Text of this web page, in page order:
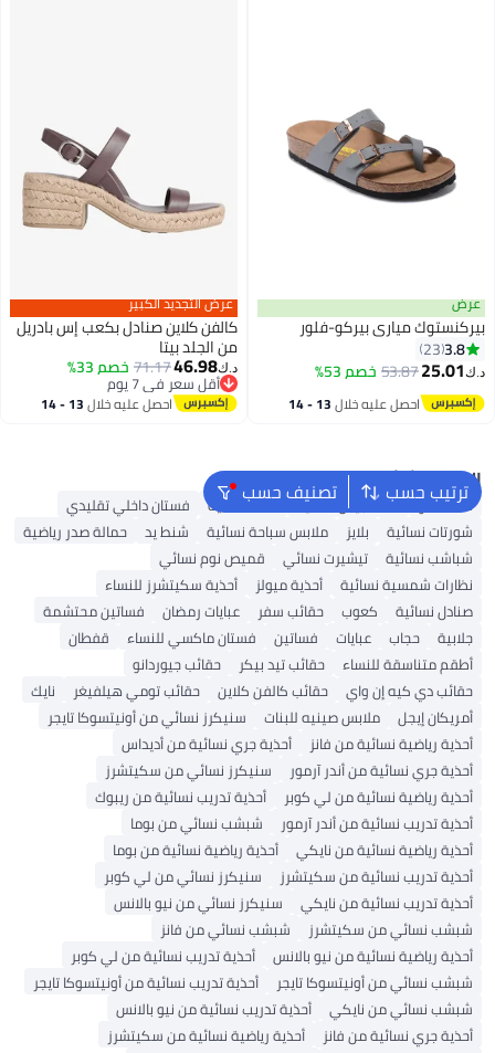
22
عرض
بيركنستوك مياري بيركو-فلور
3.8
23
د.ك‏25.01
53.87خصم 53%
احصل عليه خلال 13 - 14
عرض التجديد الكبير
كالفن كلاين صنادل بكعب إس بادريل
من الجلد بيتا
د.ك‏46.98
71.17خصم 33%
أقل سعر في 7 يوم
أقل سعر في 7 يوماحصل عليه خلال 13 - 14
ترتيب حسب تصنيف حسب البحث الشائع
شنط ألدو شنط جيس نسائية شنط نسائية
فستان داخلي تقليدي
شورتات نسائية
بلايز ملابس سباحة نسائية شنط يد
حمالة صدر رياضية
شباشب نسائية
تيشيرت نسائي
قميص نوم نسائي
نظارات شمسية نسائية
أحذية ميولز
أحذية سكيتشرز للنساء
صنادل نسائية
كعوب حقائب سفر عبايات رمضان
فساتين محتشمة
جلابية
حجاب عبايات فساتين فستان ماكسي للنساء
قفطان
أطقم متناسقة للنساء
حقائب تيد بيكر
حقائب جيوردانو
حقائب دي كيه إن واي
حقائب كالفن كلاين حقائب تومي هيلفيغر
نايك
أمريكان إيجل
ملابس صينيه للبنات
سنيكرز نسائي من أونيتسوكا تايجر
أحذية رياضية نسائية من فانز
أحذية جري نسائية من أديداس
أحذية جري نسائية من أندر آرمور
سنيكرز نسائي من سكيتشرز
أحذية رياضية نسائية من لي كوبر
أحذية تدريب نسائية من ريبوك
أحذية تدريب نسائية من أندر آرمور
شبشب نسائي من بوما
أحذية رياضية نسائية من نايكي
أحذية رياضية نسائية من بوما
أحذية تدريب نسائية من سكيتشرز
سنيكرز نسائي من لي كوبر
أحذية تدريب نسائية من نايكي
سنيكرز نسائي من نيو بالانس
شبشب نسائي من سكيتشرز
شبشب نسائي من فانز
أحذية رياضية نسائية من نيو بالانس
أحذية تدريب نسائية من لي كوبر
شبشب نسائي من أونيتسوكا تايجر
أحذية تدريب نسائية من أونيتسوكا تايجر
شبشب نسائي من نايكي
أحذية تدريب نسائية من نيو بالانس
أحذية جري نسائية من فانز
أحذية رياضية نسائية من سكيتشرز